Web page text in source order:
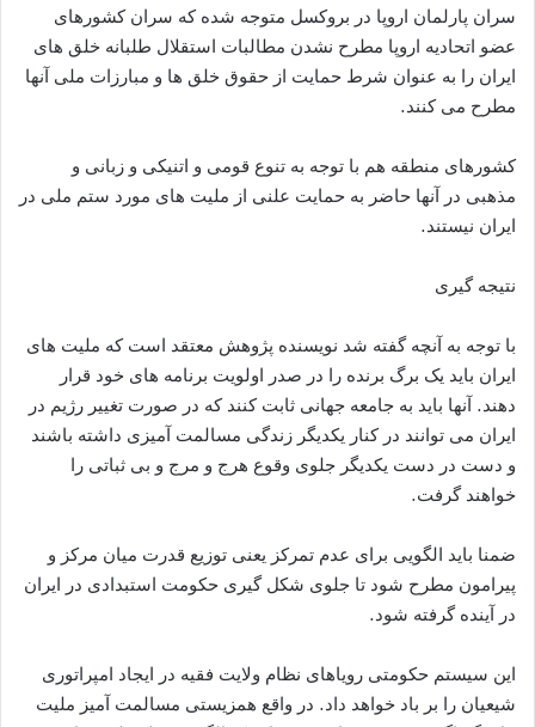
سران پارلمان اروپا در بروکسل متوجه شده که سران کشورهای
عضو اتحادیه اروپا مطرح نشدن مطالبات استقلال طلبانه خلق های
ایران را به عنوان شرط حمایت از حقوق خلق ها و مبارزات ملی آنها
مطرح می کنند.
کشورهای منطقه هم با توجه به تنوع قومی و اتنیکی و زبانی و
مذهبی در آنها حاضر به حمایت علنی از ملیت های مورد ستم ملی در
ایران نیستند.
نتیجه گیری
با توجه به آنچه گفته شد نویسنده پژوهش معتقد است که ملیت های
ایران باید یک برگ برنده را در صدر اولویت برنامه های خود قرار
دهند. آنها باید به جامعه جهانی ثابت کنند که در صورت تغییر رژیم در
ایران می توانند در کنار یکدیگر زندگی مسالمت آمیزی داشته باشند
و دست در دست یکدیگر جلوی وقوع هرج و مرج و بی ثباتی را
خواهند گرفت.
ضمنا باید الگویی برای عدم تمرکز یعنی توزیع قدرت میان مرکز و
پیرامون مطرح شود تا جلوی شکل گیری حکومت استبدادی در ایران
در آینده گرفته شود.
این سیستم حکومتی رویاهای نظام ولایت فقیه در ایجاد امپراتوری
شیعیان را بر باد خواهد داد. در واقع همزیستی مسالمت آمیز ملیت